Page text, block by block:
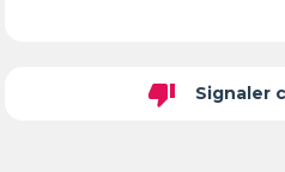
thumb_down Signaler